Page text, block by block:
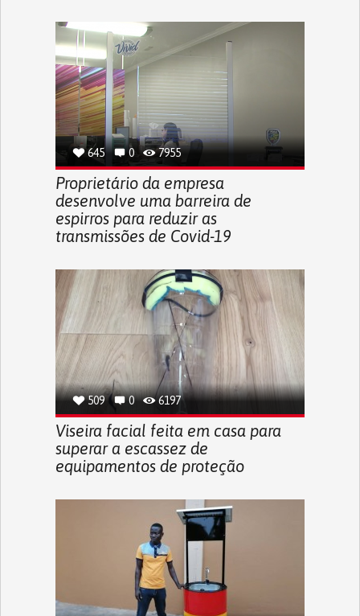
645 0 7955
Proprietário da empresa
desenvolve uma barreira de
espirros para reduzir as
transmissões de Covid-19
509 0 6197
Viseira facial feita em casa para
superar a escassez de
equipamentos de proteção